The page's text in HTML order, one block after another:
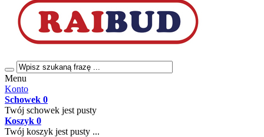
Menu
Konto
Schowek 0
Twój schowek jest pusty
Koszyk 0
Twój koszyk jest pusty ...